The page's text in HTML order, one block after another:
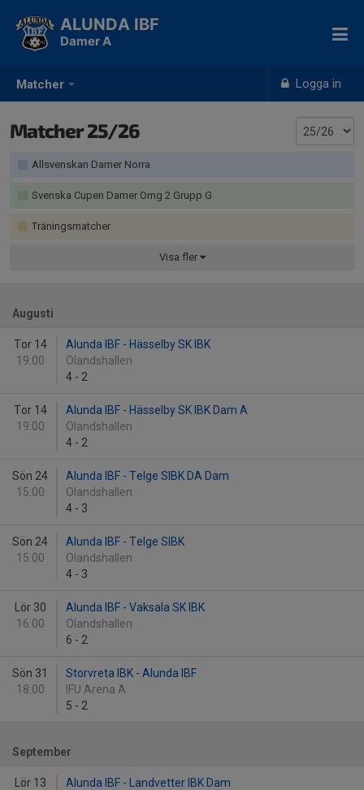
Matcher Logga in
ALUNDA IBF
Damer A
Matcher 25/26
Allsvenskan Damer Norra
Svenska Cupen Damer Omg 2 Grupp G
Träningsmatcher
Visa fler
Augusti
Tor 14
19:00
Alunda IBF - Hässelby SK IBK
Olandshallen
4 - 2
Tor 14
19:00
Alunda IBF - Hässelby SK IBK Dam A
Olandshallen
4 - 2
Sön 24
15:00
Alunda IBF - Telge SIBK DA Dam
Olandshallen
4 - 3
Sön 24
15:00
Alunda IBF - Telge SIBK
Olandshallen
4 - 3
Lör 30
16:00
Alunda IBF - Vaksala SK IBK
Olandshallen
6 - 2
Sön 31
18:00
Storvreta IBK - Alunda IBF
IFU Arena A
5 - 2
September
Lör 13
Alunda IBF - Landvetter IBK Dam